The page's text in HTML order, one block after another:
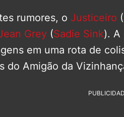
rumores, o Justiceiro (
Grey (Sadie Sink). A
em uma rota de
do Amigão da